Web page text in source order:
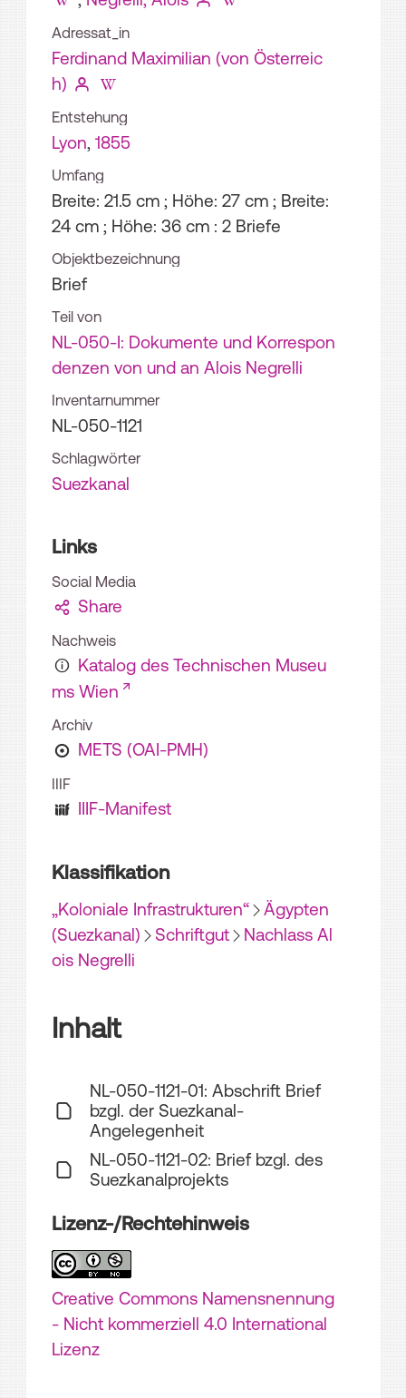
Adressat_in
Ferdinand Maximilian (von Österreic
h)
Entstehung
Lyon, 1855
Umfang
Breite: 21.5 cm ; Höhe: 27 cm ; Breite:
24 cm ; Höhe: 36 cm : 2 Briefe
Objektbezeichnung
Brief
Teil von
NL-050-I: Dokumente und Korrespon
denzen von und an Alois Negrelli
Inventarnummer
NL-050-1121
Schlagwörter
Suezkanal
Links
Social Media
Share
Nachweis
Katalog des Technischen Museu
ms Wien
Archiv
METS (OAI-PMH)
IIIF
IIIF-Manifest
Klassifikation
„Koloniale Infrastrukturen“
Ägypten
(Suezkanal)
Schriftgut
Nachlass Al
ois Negrelli
Inhalt
NL-050-1121-01: Abschrift Brief
bzgl. der Suezkanal-
Angelegenheit
NL-050-1121-02: Brief bzgl. des
Suezkanalprojekts
Lizenz-/Rechtehinweis
Creative Commons Namensnennung
- Nicht kommerziell 4.0 International
Lizenz